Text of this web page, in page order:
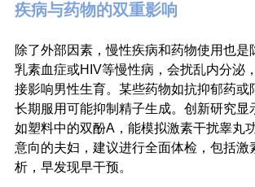
疾病与药物的双重影响
除了外部因素，慢性疾病和药物使用也是
乳素血症或HIV等慢性病，会扰乱内分泌
接影响男性生育。某些药物如抗抑郁药或
长期服用可能抑制精子生成。创新研究显
如塑料中的双酚A，能模拟激素干扰睾丸
意向的夫妇，建议进行全面体检，包括激
析，早发现早干预。